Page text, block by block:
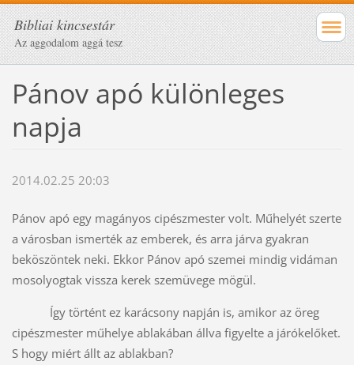
Bibliai kincsestár
Az aggodalom aggá tesz
Pánov apó különleges
napja
2014.02.25 20:03
Pánov apó egy magányos cipészmester volt. Műhelyét szerte
a városban ismerték az emberek, és arra járva gyakran
beköszöntek neki. Ekkor Pánov apó szemei mindig vidáman
mosolyogtak vissza kerek szemüvege mögül.
Így történt ez karácsony napján is, amikor az öreg
cipészmester műhelye ablakában állva figyelte a járókelőket.
S hogy miért állt az ablakban?